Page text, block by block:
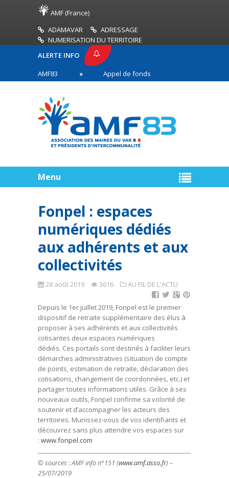
AMF (France)
ADAMAVAR
ADRESSAGE
NUMERISATION DU TERRITOIRE
ALERTE INFO
AMF83
Appel de fonds incendies de forêt
en première ligne
Menu
Fonpel : espaces
numériques dédiés
aux adhérents et aux
collectivités
28 août 2019 3616 AU FIL DE L'ACTU
Depuis le 1er juillet 2019, Fonpel est le premier
dispositif de retraite supplémentaire des élus à
proposer à ses adhérents et aux collectivités
cotisantes deux espaces numériques
dédiés. Ces portails sont destinés à faciliter leurs
démarches administratives (situation de compte
de points, estimation de retraite, déclaration des
cotisations, changement de coordonnées, etc.) et
partager toutes informations utiles. Grâce à ses
nouveaux outils, Fonpel confirme sa volonté de
soutenir et d’accompagner les acteurs des
territoires. Munissez-vous de vos identifiants et
découvrez sans plus attendre vos espaces sur
: www.fonpel.com
© sources : AMF info n°151 (www.amf.asso.fr) –
25/07/2019